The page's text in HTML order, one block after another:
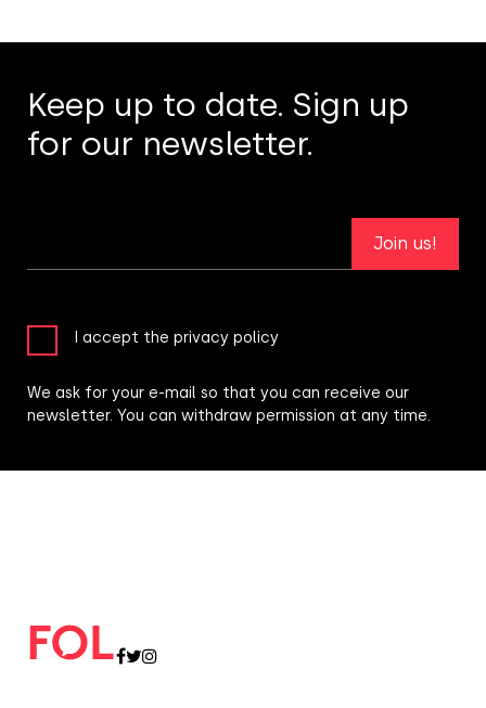
Keep up to date. Sign up
for our newsletter.
Join us!
I accept the privacy policy
We ask for your e-mail so that you can receive our
newsletter. You can withdraw permission at any time.